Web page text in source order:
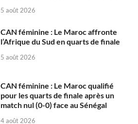
5 août 2026
CAN féminine : Le Maroc affronte
l’Afrique du Sud en quarts de finale
5 août 2026
CAN féminine : Le Maroc qualifié
pour les quarts de finale après un
match nul (0-0) face au Sénégal
4 août 2026